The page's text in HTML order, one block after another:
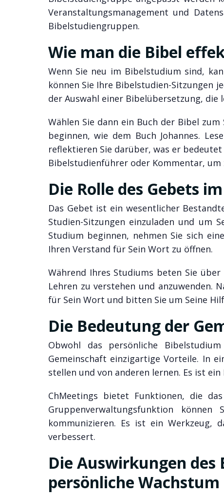
Veranstaltungsmanagement und
Bibelstudiengruppen.
Wie man die Bibel
Wenn Sie neu im Bibelstudium sind,
können Sie Ihre Bibelstudien-Sitzungen
der Auswahl einer Bibelübersetzung, die
Wählen Sie dann ein Buch der Bibel
beginnen, wie dem Buch Johannes.
reflektieren Sie darüber, was er
Bibelstudienführer oder Kommentar, um
Die Rolle des Gebets
Das Gebet ist ein wesentlicher
Studien-Sitzungen einzuladen und um
Studium beginnen, nehmen Sie sich
Ihren Verstand für Sein Wort zu öffnen.
Während Ihres Studiums beten Sie
Lehren zu verstehen und anzuwenden.
für Sein Wort und bitten Sie um Seine
Die Bedeutung der
Obwohl das persönliche
Gemeinschaft einzigartige Vorteile. In
stellen und von anderen lernen. Es ist
ChMeetings bietet Funktionen, die
Gruppenverwaltungsfunktion
kommunizieren. Es ist ein Werkzeug,
verbessert.
Die Auswirkungen
persönliche Wachstum